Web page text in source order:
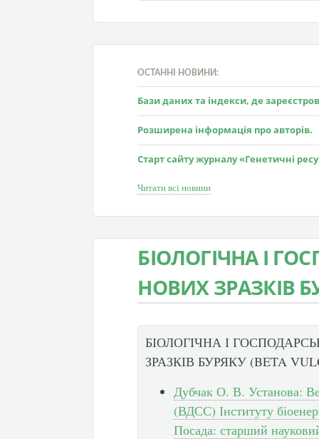
ОСТАННІ НОВИНИ:
Бази даних та індекси, де
Розширена інформація про авторів.
Старт сайту журналу «Генетичні
Читати всі новини
БІОЛОГІЧНА І
НОВИХ ЗРАЗКІВ
БІОЛОГІЧНА І
ЗРАЗКІВ БУРЯКУ (BETA
Дубчак О. В. Установа:
(ВДСС) Інституту
Посада: старший